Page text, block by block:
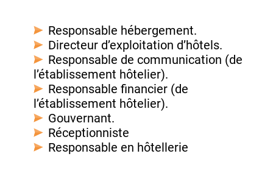
Responsable hébergement.
Directeur d’exploitation d’hôtels.
Responsable de communication (de
l’établissement hôtelier).
Responsable financier (de
l’établissement hôtelier).
Gouvernant.
Réceptionniste
Responsable en hôtellerie